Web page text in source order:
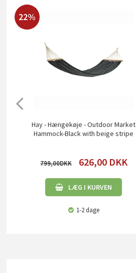
22%
Hay - Hængekøje - Outdoor Market
Hammock-Black with beige stripe
799,00 626,00 DKK
LÆG I KURVEN
1-2 dage